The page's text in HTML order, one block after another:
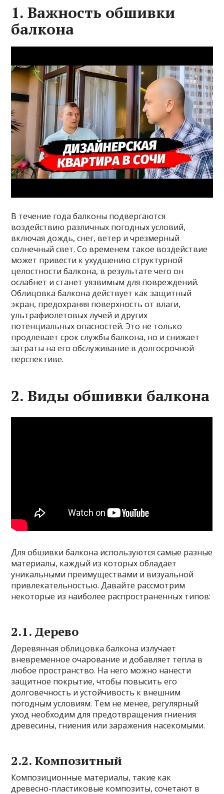
1. Важность обшивки
балкона
В течение года балконы подвергаются
воздействию различных погодных условий,
включая дождь, снег, ветер и чрезмерный
солнечный свет. Со временем такое воздействие
может привести к ухудшению структурной
целостности балкона, в результате чего он
ослабнет и станет уязвимым для повреждений.
Облицовка балкона действует как защитный
экран, предохраняя поверхность от влаги,
ультрафиолетовых лучей и других
потенциальных опасностей. Это не только
продлевает срок службы балкона, но и снижает
затраты на его обслуживание в долгосрочной
перспективе.
2. Виды обшивки балкона
Для обшивки балкона используются самые разные
материалы, каждый из которых обладает
уникальными преимуществами и визуальной
привлекательностью. Давайте рассмотрим
некоторые из наиболее распространенных типов:
2.1. Дерево
Деревянная облицовка балкона излучает
вневременное очарование и добавляет тепла в
любое пространство. На него можно нанести
защитное покрытие, чтобы повысить его
долговечность и устойчивость к внешним
погодным условиям. Тем не менее, регулярный
уход необходим для предотвращения гниения
древесины, гниения или заражения насекомыми.
2.2. Композитный
Композиционные материалы, такие как
древесно-пластиковые композиты, сочетают в